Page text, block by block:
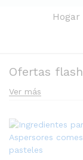
Hogar
Ofertas flash
Ver más